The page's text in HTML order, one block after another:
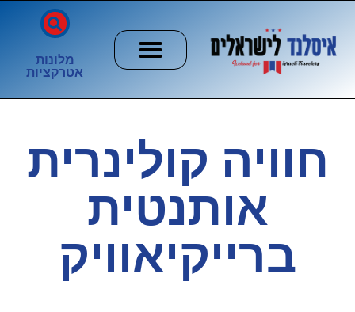
מלונות
אטרקציות
חוויה קולינרית
אותנטית
ברייקיאוויק